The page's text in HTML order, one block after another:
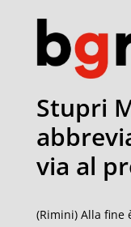
Stupri
via al
(Rimini) Alla fine